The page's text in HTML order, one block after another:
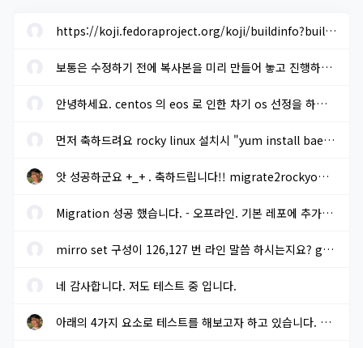
https://koji.fedoraproject.org/koji/buildinfo?buildID=1633205 에...
보통은 수정하기 전에 복사본을 미리 만들어 놓고 진행하면 됩니다. ...
안녕하세요. centos 의 eos 로 인한 차기 os 선정을 하려고 합니다. r...
먼저 축하드려요 rocky linux 설치시 "yum install baekmuk-ttf-...
앗 성공하군요 +_+ . 축하드립니다!! migrate2rockyoffline.sh 로 파...
Migration 성공 했습니다. - 오프라인. 기본 레포에 추가적으로 extra...
mirro set 구성이 126,127 번 라인 말씀 하시는지요? gpg key sms 117...
네 감사합니다. 저도 테스트 중 입니다.
아래의 4가지 요소로 테스트를 해보고자 하고 있습니다. 결과가 나오...